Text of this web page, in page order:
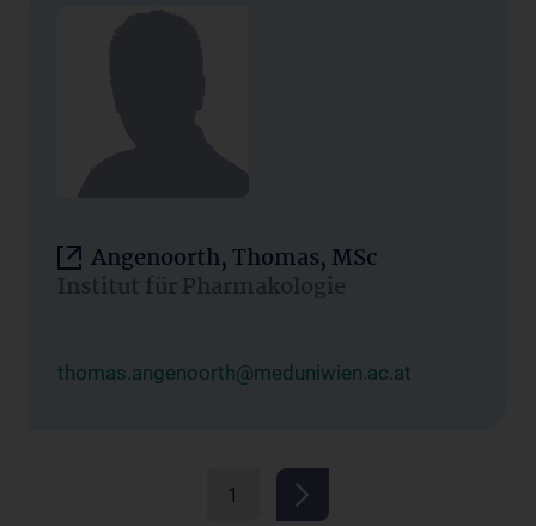
Angenoorth, Thomas, MSc
Institut für Pharmakologie
thomas.angenoorth@meduniwien.ac.at
1